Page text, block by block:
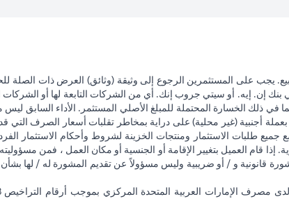
يجب على المستثمرين الرجوع إلى وثيقة (وثائق) العرض ذات الصلة
إن. إيه. أو سيتي جروب إنك. أي من الشركات التابعة لها أو الشركات
في ذلك الخسارة المحتملة للمبلغ الأصلي المستثمر. الأداء السابق
أجنبية (غير محلية) على دراية بمخاطر تقلبات أسعار الصرف التي
جميع طلبات الاستثمار ومنتجات الخزينة لشروط وأحكام الاستثمار
إذا قام العميل بتغيير الإقامة أو الجنسية أو مكان العمل ، فمن
قانونية و / أو ضريبية وليس مسؤولاً عن تقديم المشورة له / لها بشأن